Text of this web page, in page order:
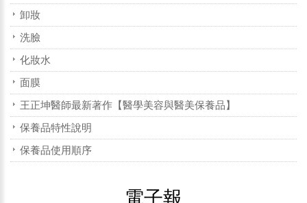
卸妝
洗臉
化妝水
面膜
王正坤醫師最新著作【醫學美容與醫美保養品】
保養品特性說明
保養品使用順序
電子報